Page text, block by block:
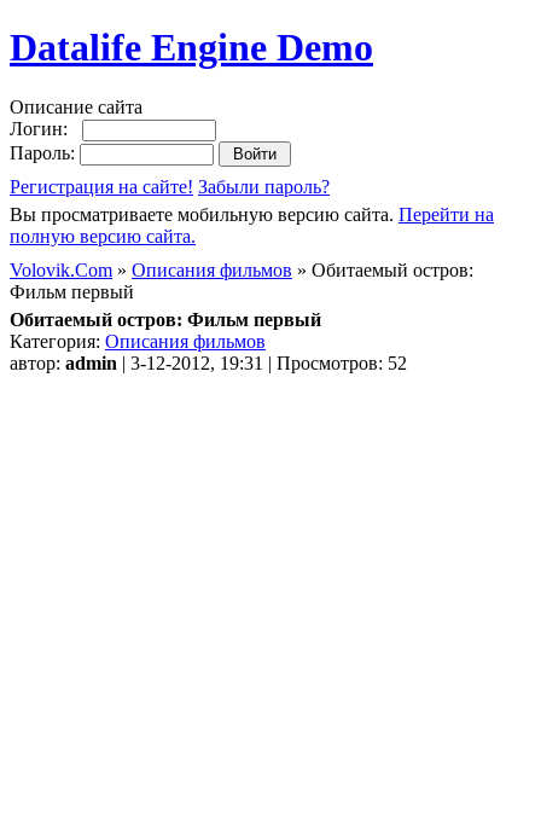
Datalife Engine Demo
Описание сайта
Логин:
Пароль:
Регистрация на сайте! Забыли пароль?
Вы просматриваете мобильную версию сайта. Перейти на
полную версию сайта.
Volovik.Com » Описания фильмов » Обитаемый остров:
Фильм первый
Обитаемый остров: Фильм первый
Категория: Описания фильмов
автор: admin | 3-12-2012, 19:31 | Просмотров: 52